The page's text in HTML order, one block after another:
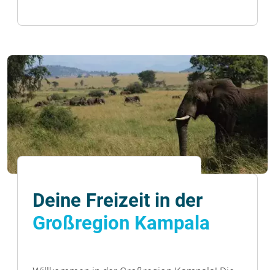
Deine Freizeit in der
Großregion Kampala